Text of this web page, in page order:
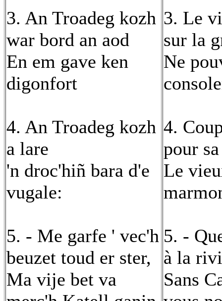
3. An Troadeg kozh
war bord an aod
En em gave ken
digonfort
4. An Troadeg kozh
a lare
'n droc'hiñ bara d'e
vugale:
5. - Me garfe ' vec'h
beuzet toud er ster,
Ma vije bet va
3. Le
sur la
Ne
4.
pour
Le
5. -
à la
Sans